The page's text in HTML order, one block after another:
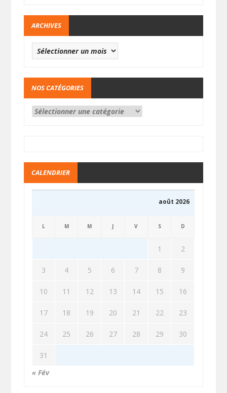
ARCHIVES
NOS CATÉGORIES
CALENDRIER
août 2026
L M M J V S D
1 2
3 4 5 6 7 8 9
10 11 12 13 14 15 16
17 18 19 20 21 22 23
24 25 26 27 28 29 30
31
« Fév